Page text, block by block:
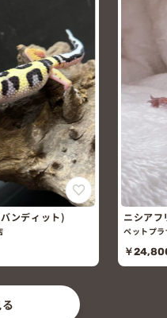
ンディット)
ニシア
ライプ)
ペットプ
￥